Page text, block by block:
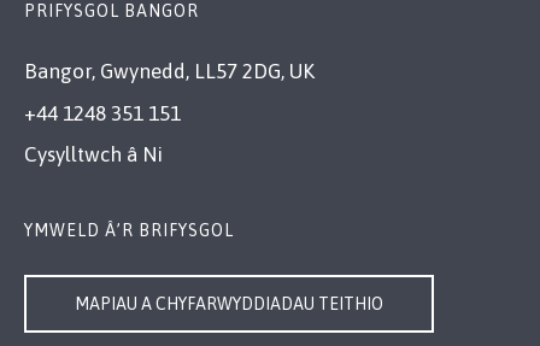
PRIFYSGOL BANGOR
Bangor, Gwynedd, LL57 2DG, UK
+44 1248 351 151
Cysylltwch â Ni
YMWELD Â’R BRIFYSGOL
MAPIAU A CHYFARWYDDIADAU TEITHIO